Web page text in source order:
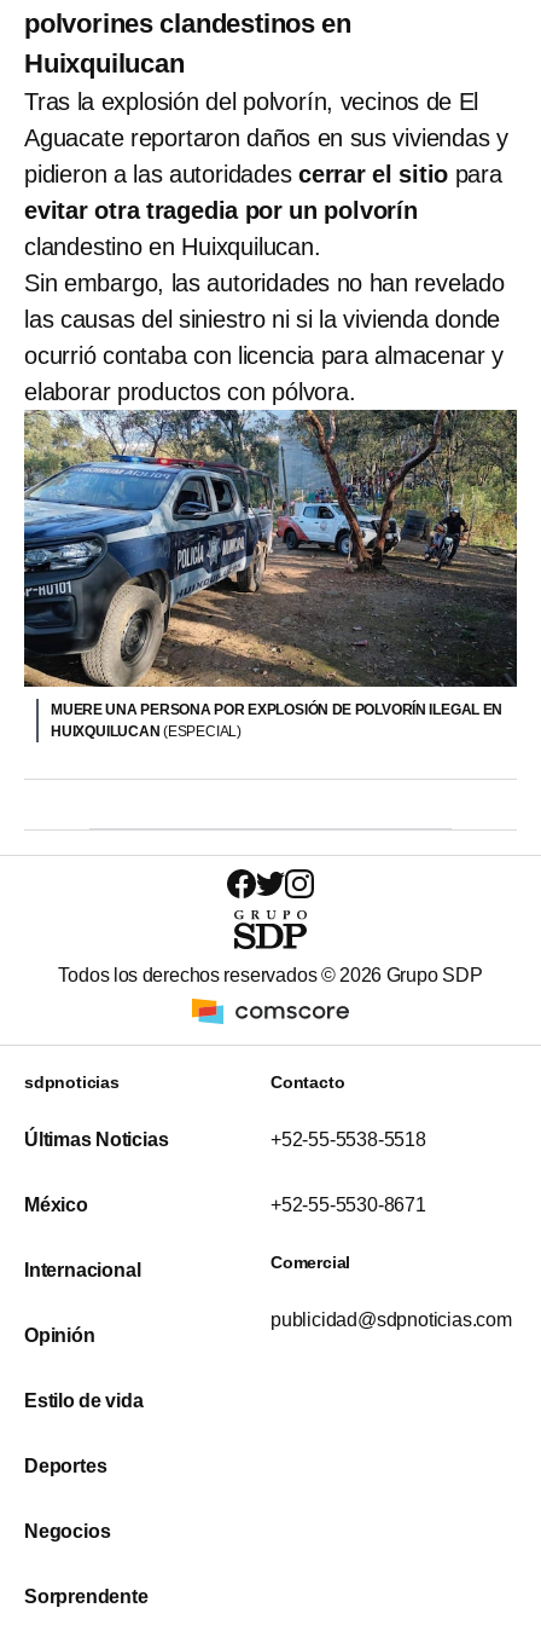
polvorines clandestinos en
Huixquilucan
Tras la explosión del polvorín, vecinos de El
Aguacate reportaron daños en sus viviendas y
pidieron a las autoridadescerrar el sitio para
evitar otra tragedia por un polvorín
clandestino en Huixquilucan.
Sin embargo, las autoridades no han revelado
las causas del siniestro ni si la vivienda donde
ocurrió contaba con licencia para almacenar y
elaborar productos con pólvora.
MUERE UNA PERSONA POR EXPLOSIÓN DE POLVORÍN ILEGAL EN
HUIXQUILUCAN(ESPECIAL)
Todos los derechos reservados © 2026 Grupo SDP
sdpnoticias
Últimas Noticias
México
Internacional
Opinión
Estilo de vida
Deportes
Negocios
Sorprendente
Contacto
+52-55-5538-5518
+52-55-5530-8671
Comercial
publicidad@sdpnoticias.com